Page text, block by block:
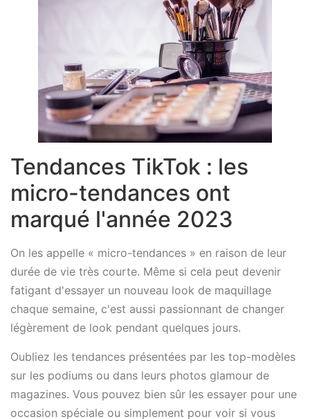
Tendances TikTok : les
micro-tendances ont
marqué l'année 2023
On les appelle « micro-tendances » en raison de leur
durée de vie très courte. Même si cela peut devenir
fatigant d'essayer un nouveau look de maquillage
chaque semaine, c'est aussi passionnant de changer
légèrement de look pendant quelques jours.
Oubliez les tendances présentées par les top-modèles
sur les podiums ou dans leurs photos glamour de
magazines. Vous pouvez bien sûr les essayer pour une
occasion spéciale ou simplement pour voir si vous